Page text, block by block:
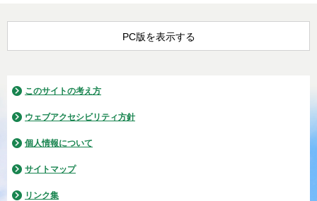
PC版を表示する
このサイトの考え方
ウェブアクセシビリティ方針
個人情報について
サイトマップ
リンク集